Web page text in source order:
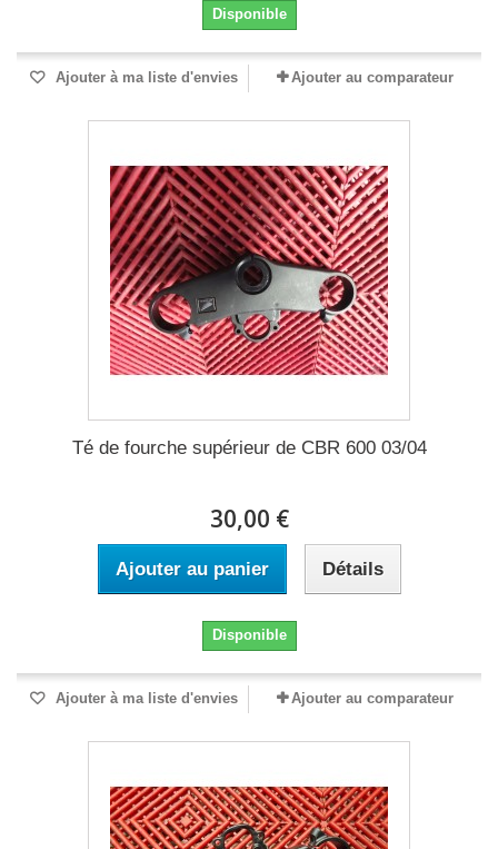
Disponible
Ajouter à ma liste d'envies Ajouter au comparateur
Té de fourche supérieur de CBR 600 03/04
30,00 €
Ajouter au panier Détails
Disponible
Ajouter à ma liste d'envies Ajouter au comparateur